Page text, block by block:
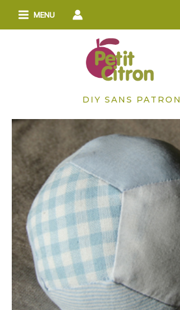
MENU
DIY SANS PATRON